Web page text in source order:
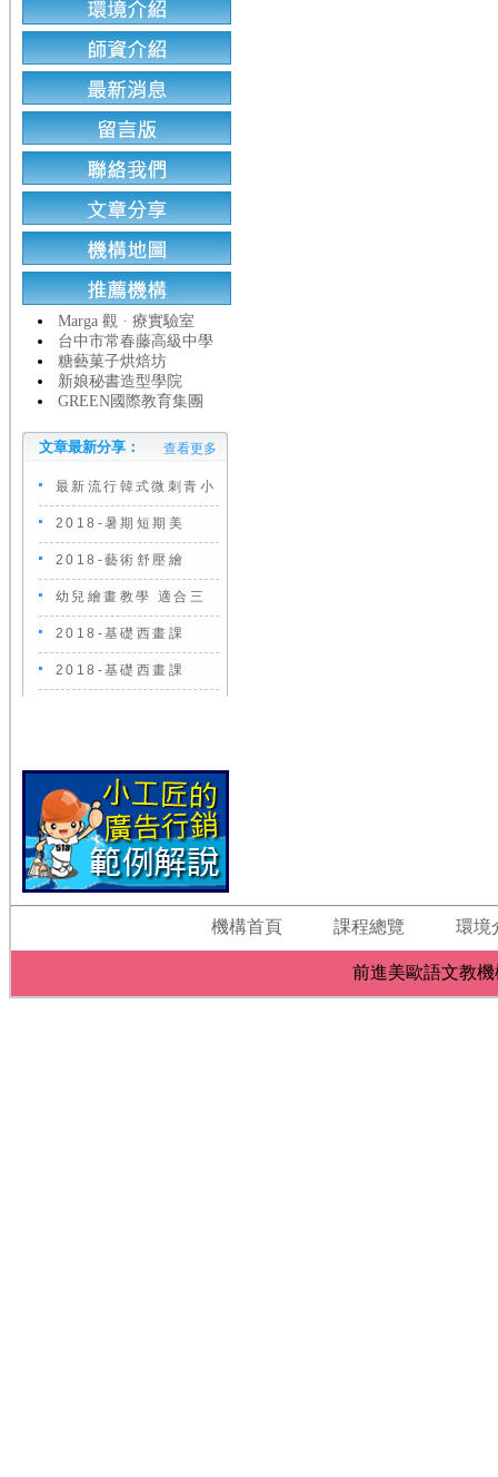
Marga 觀 · 療實驗室
台中市常春藤高級中學
糖藝菓子烘焙坊
新娘秘書造型學院
GREEN國際教育集團
文章最新分享： 查看更多
最新流行韓式微刺青小
2018-暑期短期美
2018-藝術舒壓繪
幼兒繪畫教學 適合三
2018-基礎西畫課
2018-基礎西畫課
機構首頁 課程總覽 環境
前進美歐語文教